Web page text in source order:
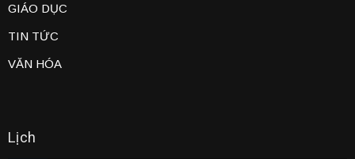
GIÁO DỤC
TIN TỨC
VĂN HÓA
Lịch